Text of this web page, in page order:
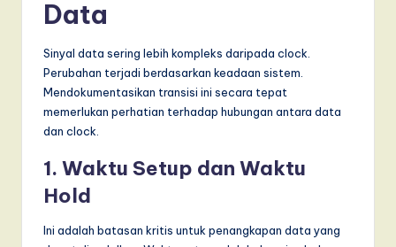
Data
Sinyal data sering lebih kompleks daripada clock.
Perubahan terjadi berdasarkan keadaan sistem.
Mendokumentasikan transisi ini secara tepat
memerlukan perhatian terhadap hubungan antara data
dan clock.
1. Waktu Setup dan Waktu
Hold
Ini adalah batasan kritis untuk penangkapan data yang